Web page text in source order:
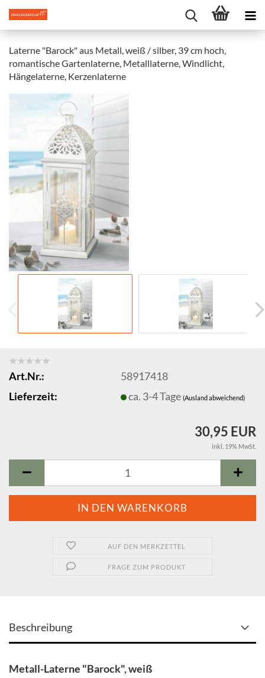
Laterne "Barock" aus Metall, weiß / silber, 39 cm hoch,
romantische Gartenlaterne, Metalllaterne, Windlicht,
Hängelaterne, Kerzenlaterne
Art.Nr.:
58917418
Lieferzeit:
ca. 3-4 Tage(Ausland abweichend)
30,95 EUR
inkl. 19% MwSt.
AUF DEN MERKZETTEL
FRAGE ZUM PRODUKT
Beschreibung
Metall-Laterne "Barock", weiß